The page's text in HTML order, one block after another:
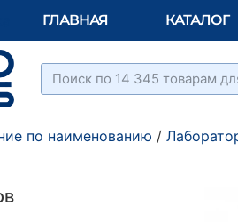
ГЛАВНАЯ КАТАЛОГ
по наименованию /